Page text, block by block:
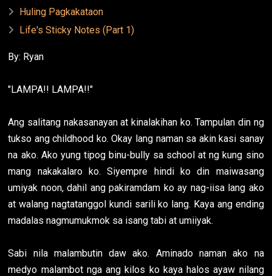
Huling Pagkakataon
Life's Sticky Notes (Part 1)
By: Ryan
"LAMPA!! LAMPA!!"
Ang salitang nakasanayan at kinalakihan ko. Tampulan din ng
tukso ang childhood ko. Okay lang naman sa akin kasi sanay
na ako. Ako yung tipog binu-bully sa school at ng kung sino
mang nakakalaro ko. Siyempre hindi ko din maiwasang
umiyak noon, dahil ang pakiramdam ko ay nag-iisa lang ako
at walang nagtatanggol kundi sarili ko lang. Kaya ang ending
madalas nagmumukmok sa isang tabi at umiiyak.
Sabi nila malambutin daw ako. Aminado naman ako na
medyo malambot nga ang kilos ko kaya halos ayaw nilang